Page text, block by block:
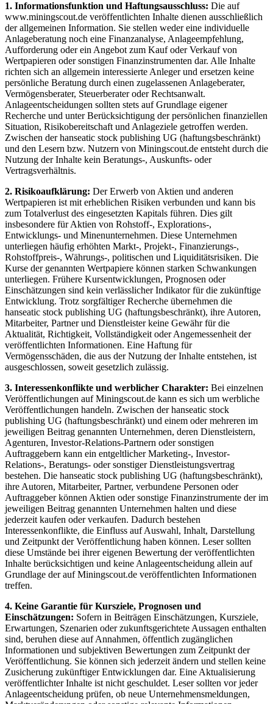
1. Informationsfunktion und Haftungsausschluss: Die auf
www.miningscout.de veröffentlichten Inhalte dienen ausschließlich
der allgemeinen Information. Sie stellen weder eine individuelle
Anlageberatung noch eine Finanzanalyse, Anlageempfehlung,
Aufforderung oder ein Angebot zum Kauf oder Verkauf von
Wertpapieren oder sonstigen Finanzinstrumenten dar. Alle Inhalte
richten sich an allgemein interessierte Anleger und ersetzen keine
persönliche Beratung durch einen zugelassenen Anlageberater,
Vermögensberater, Steuerberater oder Rechtsanwalt.
Anlageentscheidungen sollten stets auf Grundlage eigener
Recherche und unter Berücksichtigung der persönlichen finanziellen
Situation, Risikobereitschaft und Anlageziele getroffen werden.
Zwischen der hanseatic stock publishing UG (haftungsbeschränkt)
und den Lesern bzw. Nutzern von Miningscout.de entsteht durch die
Nutzung der Inhalte kein Beratungs-, Auskunfts- oder
Vertragsverhältnis.
2. Risikoaufklärung: Der Erwerb von Aktien und anderen
Wertpapieren ist mit erheblichen Risiken verbunden und kann bis
zum Totalverlust des eingesetzten Kapitals führen. Dies gilt
insbesondere für Aktien von Rohstoff-, Explorations-,
Entwicklungs- und Minenunternehmen. Diese Unternehmen
unterliegen häufig erhöhten Markt-, Projekt-, Finanzierungs-,
Rohstoffpreis-, Währungs-, politischen und Liquiditätsrisiken. Die
Kurse der genannten Wertpapiere können starken Schwankungen
unterliegen. Frühere Kursentwicklungen, Prognosen oder
Einschätzungen sind kein verlässlicher Indikator für die zukünftige
Entwicklung. Trotz sorgfältiger Recherche übernehmen die
hanseatic stock publishing UG (haftungsbeschränkt), ihre Autoren,
Mitarbeiter, Partner und Dienstleister keine Gewähr für die
Aktualität, Richtigkeit, Vollständigkeit oder Angemessenheit der
veröffentlichten Informationen. Eine Haftung für
Vermögensschäden, die aus der Nutzung der Inhalte entstehen, ist
ausgeschlossen, soweit gesetzlich zulässig.
3. Interessenkonflikte und werblicher Charakter: Bei einzelnen
Veröffentlichungen auf Miningscout.de kann es sich um werbliche
Veröffentlichungen handeln. Zwischen der hanseatic stock
publishing UG (haftungsbeschränkt) und einem oder mehreren im
jeweiligen Beitrag genannten Unternehmen, deren Dienstleistern,
Agenturen, Investor-Relations-Partnern oder sonstigen
Auftraggebern kann ein entgeltlicher Marketing-, Investor-
Relations-, Beratungs- oder sonstiger Dienstleistungsvertrag
bestehen. Die hanseatic stock publishing UG (haftungsbeschränkt),
ihre Autoren, Mitarbeiter, Partner, verbundene Personen oder
Auftraggeber können Aktien oder sonstige Finanzinstrumente der im
jeweiligen Beitrag genannten Unternehmen halten und diese
jederzeit kaufen oder verkaufen. Dadurch bestehen
Interessenkonflikte, die Einfluss auf Auswahl, Inhalt, Darstellung
und Zeitpunkt der Veröffentlichung haben können. Leser sollten
diese Umstände bei ihrer eigenen Bewertung der veröffentlichten
Inhalte berücksichtigen und keine Anlageentscheidung allein auf
Grundlage der auf Miningscout.de veröffentlichten Informationen
treffen.
4. Keine Garantie für Kursziele, Prognosen und
Einschätzungen: Sofern in Beiträgen Einschätzungen, Kursziele,
Erwartungen, Szenarien oder zukunftsgerichtete Aussagen enthalten
sind, beruhen diese auf Annahmen, öffentlich zugänglichen
Informationen und subjektiven Bewertungen zum Zeitpunkt der
Veröffentlichung. Sie können sich jederzeit ändern und stellen keine
Zusicherung zukünftiger Entwicklungen dar. Eine Aktualisierung
veröffentlichter Inhalte ist nicht geschuldet. Leser sollten vor jeder
Anlageentscheidung prüfen, ob neue Unternehmensmeldungen,